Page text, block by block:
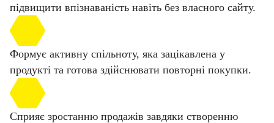
підвищити впізнаваність навіть без власного сайту.
Формує активну спільноту, яка зацікавлена у
продукті та готова здійснювати повторні покупки.
Сприяє зростанню продажів завдяки створенню